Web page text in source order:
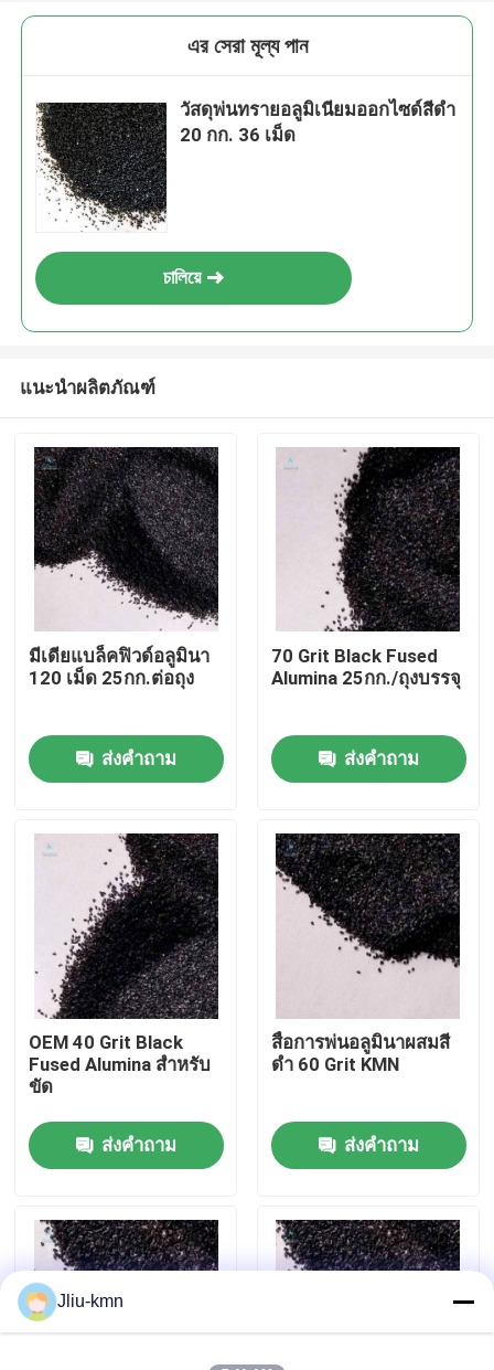
เกี่ยวกับเรา
ทัวร์โรงงาน
การควบคุมคุณภาพ
ติดต่อเรา
กรณี
VR
এর সেরা মূল্য পান
วัสดุพ่นทรายอลูมิเนียมออกไซด์สีดำ
20 กก. 36 เม็ด
চালিয়ে
แนะนำผลิตภัณฑ์
มีเดียแบล็คฟิวด์อลูมินา
120 เม็ด 25กก.ต่อถุง
ส่งคำถาม
70 Grit Black Fused
Alumina 25กก./ถุงบรรจุ
ส่งคำถาม
OEM 40 Grit Black
Fused Alumina สำหรับ
ขัด
ส่งคำถาม
สื่อการพ่นอลูมินาผสมสี
ดำ 60 Grit KMN
ส่งคำถาม
Jliu-kmn